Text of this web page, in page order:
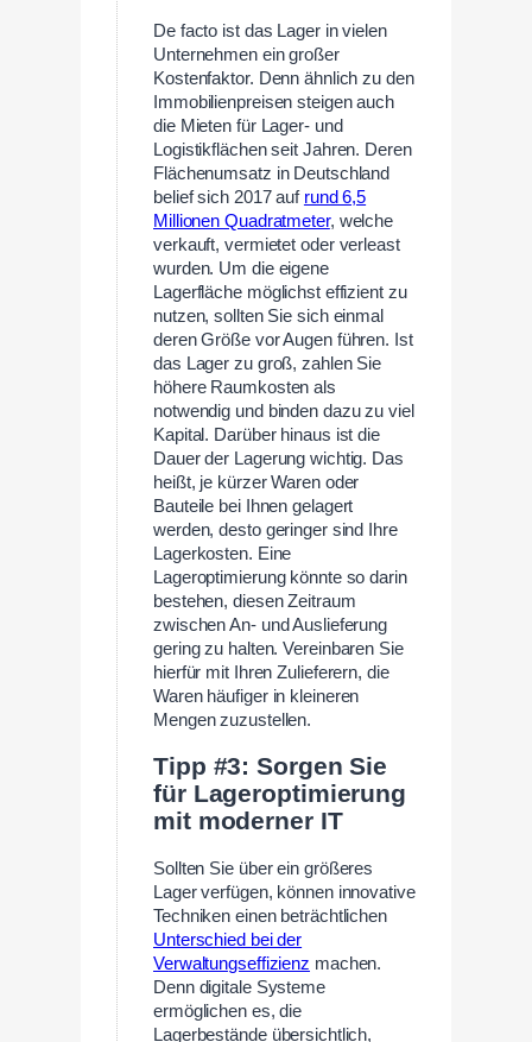
De facto ist das Lager in vielen
Unternehmen ein großer
Kostenfaktor. Denn ähnlich zu den
Immobilienpreisen steigen auch
die Mieten für Lager- und
Logistikflächen seit Jahren. Deren
Flächenumsatz in Deutschland
belief sich 2017 auf rund 6,5
Millionen Quadratmeter, welche
verkauft, vermietet oder verleast
wurden. Um die eigene
Lagerfläche möglichst effizient zu
nutzen, sollten Sie sich einmal
deren Größe vor Augen führen. Ist
das Lager zu groß, zahlen Sie
höhere Raumkosten als
notwendig und binden dazu zu viel
Kapital. Darüber hinaus ist die
Dauer der Lagerung wichtig. Das
heißt, je kürzer Waren oder
Bauteile bei Ihnen gelagert
werden, desto geringer sind Ihre
Lagerkosten. Eine
Lageroptimierung könnte so darin
bestehen, diesen Zeitraum
zwischen An- und Auslieferung
gering zu halten. Vereinbaren Sie
hierfür mit Ihren Zulieferern, die
Waren häufiger in kleineren
Mengen zuzustellen.
Tipp #3: Sorgen Sie
für Lageroptimierung
mit moderner IT
Sollten Sie über ein größeres
Lager verfügen, können innovative
Techniken einen beträchtlichen
Unterschied bei der
Verwaltungseffizienz machen.
Denn digitale Systeme
ermöglichen es, die
Lagerbestände übersichtlich,